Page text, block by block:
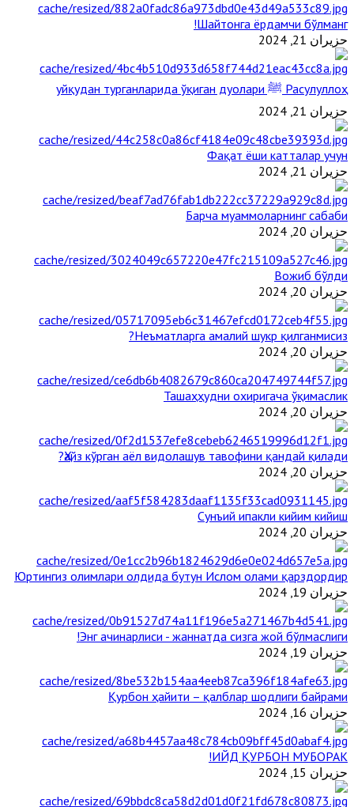
Шайтонга ёрдамчи бўлманг!
حزيران 21, 2024
Расулуллоҳ ﷺ уйқудан турганларида ўқиган дуолари
حزيران 21, 2024
Фақат ёши катталар учун
حزيران 21, 2024
Барча муаммоларнинг сабаби
حزيران 20, 2024
Вожиб бўлди
حزيران 20, 2024
Неъматларга амалий шукр қилганмисиз?
حزيران 20, 2024
Ташаҳҳудни охиригача ўқимаслик
حزيران 20, 2024
Ҳайз кўрган аёл видолашув тавофини қандай қилади?
حزيران 20, 2024
Сунъий ипакли кийим кийиш
حزيران 20, 2024
Юртингиз олимлари олдида бутун Ислом олами қарздордир
حزيران 19, 2024
Энг ачинарлиси - жаннатда сизга жой бўлмаслиги!
حزيران 19, 2024
Қурбон ҳайити – қалблар шодлиги байрами
حزيران 16, 2024
ИЙД ҚУРБОН МУБОРАК!
حزيران 15, 2024